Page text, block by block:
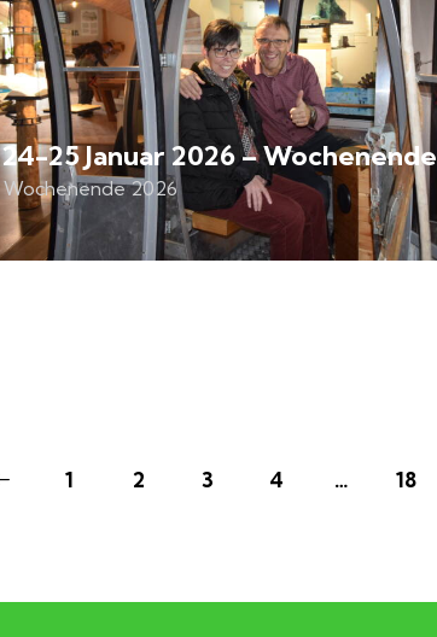
24-25 Januar 2026 – Wochenende
Wochenende 2026
1 2 3 4 … 18